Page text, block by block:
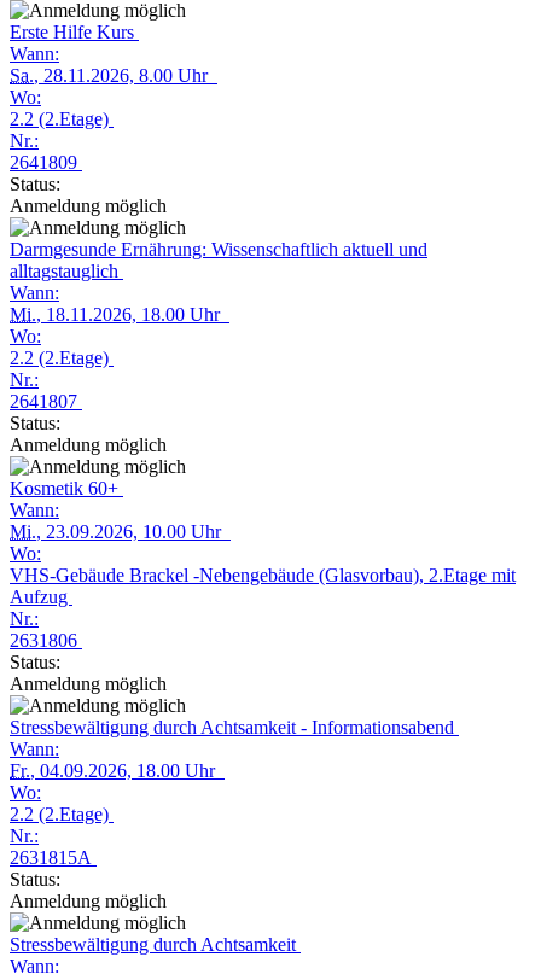
Erste Hilfe Kurs
Wann:
Sa., 28.11.2026, 8.00 Uhr
Wo:
2.2 (2.Etage)
Nr.:
2641809
Status:
Anmeldung möglich
Darmgesunde Ernährung: Wissenschaftlich aktuell und
alltagstauglich
Wann:
Mi., 18.11.2026, 18.00 Uhr
Wo:
2.2 (2.Etage)
Nr.:
2641807
Status:
Anmeldung möglich
Kosmetik 60+
Wann:
Mi., 23.09.2026, 10.00 Uhr
Wo:
VHS-Gebäude Brackel -Nebengebäude (Glasvorbau), 2.Etage mit
Aufzug
Nr.:
2631806
Status:
Anmeldung möglich
Stressbewältigung durch Achtsamkeit - Informationsabend
Wann:
Fr., 04.09.2026, 18.00 Uhr
Wo:
2.2 (2.Etage)
Nr.:
2631815A
Status:
Anmeldung möglich
Stressbewältigung durch Achtsamkeit
Wann: